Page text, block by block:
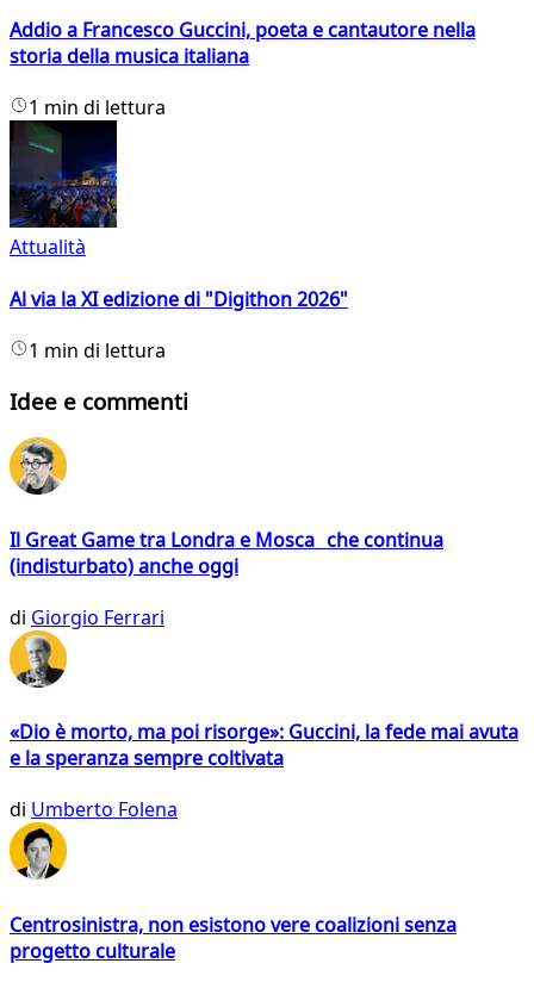
Addio a Francesco Guccini, poeta e cantautore nella
storia della musica italiana
1 min di lettura
Attualità
Al via la XI edizione di "Digithon 2026"
1 min di lettura
Idee e commenti
Il Great Game tra Londra e Mosca che continua
(indisturbato) anche oggi
di Giorgio Ferrari
«Dio è morto, ma poi risorge»: Guccini, la fede mai avuta
e la speranza sempre coltivata
di Umberto Folena
Centrosinistra, non esistono vere coalizioni senza
progetto culturale